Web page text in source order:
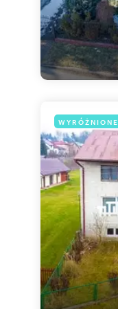
WYRÓŻNIONE